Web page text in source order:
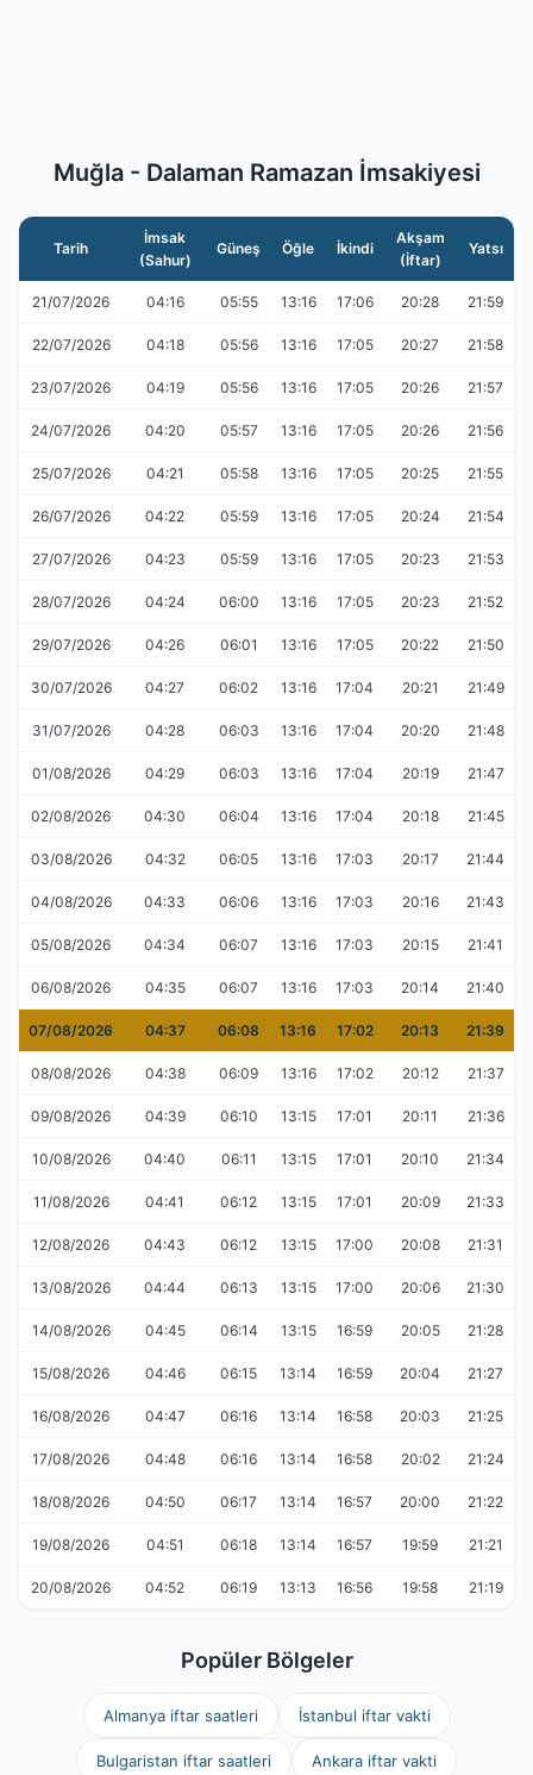
Muğla - Dalaman Ramazan İmsakiyesi
Tarih
İmsak
(Sahur)
Güneş Öğle İkindi
Akşam
(İftar)
Yatsı
21/07/2026 04:16 05:55 13:16 17:06 20:28 21:59
22/07/2026 04:18 05:56 13:16 17:05 20:27 21:58
23/07/2026 04:19 05:56 13:16 17:05 20:26 21:57
24/07/2026 04:20 05:57 13:16 17:05 20:26 21:56
25/07/2026 04:21 05:58 13:16 17:05 20:25 21:55
26/07/2026 04:22 05:59 13:16 17:05 20:24 21:54
27/07/2026 04:23 05:59 13:16 17:05 20:23 21:53
28/07/2026 04:24 06:00 13:16 17:05 20:23 21:52
29/07/2026 04:26 06:01 13:16 17:05 20:22 21:50
30/07/2026 04:27 06:02 13:16 17:04 20:21 21:49
31/07/2026 04:28 06:03 13:16 17:04 20:20 21:48
01/08/2026 04:29 06:03 13:16 17:04 20:19 21:47
02/08/2026 04:30 06:04 13:16 17:04 20:18 21:45
03/08/2026 04:32 06:05 13:16 17:03 20:17 21:44
04/08/2026 04:33 06:06 13:16 17:03 20:16 21:43
05/08/2026 04:34 06:07 13:16 17:03 20:15 21:41
06/08/2026 04:35 06:07 13:16 17:03 20:14 21:40
07/08/2026 04:37 06:08 13:16 17:02 20:13 21:39
08/08/2026 04:38 06:09 13:16 17:02 20:12 21:37
09/08/2026 04:39 06:10 13:15 17:01 20:11 21:36
10/08/2026 04:40 06:11 13:15 17:01 20:10 21:34
11/08/2026 04:41 06:12 13:15 17:01 20:09 21:33
12/08/2026 04:43 06:12 13:15 17:00 20:08 21:31
13/08/2026 04:44 06:13 13:15 17:00 20:06 21:30
14/08/2026 04:45 06:14 13:15 16:59 20:05 21:28
15/08/2026 04:46 06:15 13:14 16:59 20:04 21:27
16/08/2026 04:47 06:16 13:14 16:58 20:03 21:25
17/08/2026 04:48 06:16 13:14 16:58 20:02 21:24
18/08/2026 04:50 06:17 13:14 16:57 20:00 21:22
19/08/2026 04:51 06:18 13:14 16:57 19:59 21:21
20/08/2026 04:52 06:19 13:13 16:56 19:58 21:19
Popüler Bölgeler
Almanya iftar saatleri İstanbul iftar vakti
Bulgaristan iftar saatleri Ankara iftar vakti